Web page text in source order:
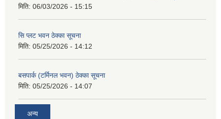
मिति: 06/03/2026 - 15:15
सि प्लट भवन ठेक्का सूचना
मिति: 05/25/2026 - 14:12
बसपार्क (टर्मिनल भवन) ठेक्का सूचना
मिति: 05/25/2026 - 14:07
अन्य